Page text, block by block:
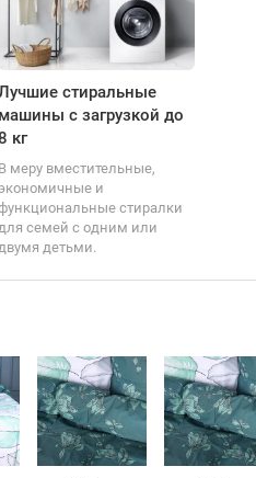
стиральные
машины с загрузкой до
кг
В меру вместительные,
экономичные и
стиралки
для семей с одним или
двумя детьми.